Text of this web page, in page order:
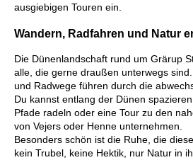
ausgiebigen Touren ein.
Wandern, Radfahren und Natur
Die Dünenlandschaft rund um Grärup
alle, die gerne draußen unterwegs
und Radwege führen durch die
Du kannst entlang der Dünen
Pfade radeln oder eine Tour zu den
von Vejers oder Henne unternehmen.
Besonders schön ist die Ruhe, die
kein Trubel, keine Hektik, nur Natur in